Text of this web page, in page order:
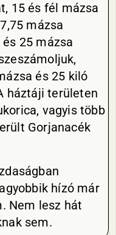
15 és fél mázsa
mázsa
25 mázsa
és 25 kiló
háztáji területen
vagyis több
Gorjanacék
hízó már
Nem lesz hát
sem.